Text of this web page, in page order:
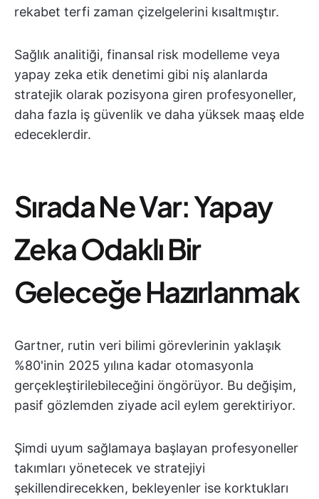
rekabet terfi zaman çizelgelerini kısaltmıştır.
Sağlık analitiği, finansal risk modelleme veya
yapay zeka etik denetimi gibi niş alanlarda
stratejik olarak pozisyona giren profesyoneller,
daha fazla iş güvenlik ve daha yüksek maaş elde
edeceklerdir.
Sırada Ne Var: Yapay
Zeka Odaklı Bir
Geleceğe Hazırlanmak
Gartner, rutin veri bilimi görevlerinin yaklaşık
%80'inin 2025 yılına kadar otomasyonla
gerçekleştirilebileceğini öngörüyor. Bu değişim,
pasif gözlemden ziyade acil eylem gerektiriyor.
Şimdi uyum sağlamaya başlayan profesyoneller
takımları yönetecek ve stratejiyi
şekillendirecekken, bekleyenler ise korktukları